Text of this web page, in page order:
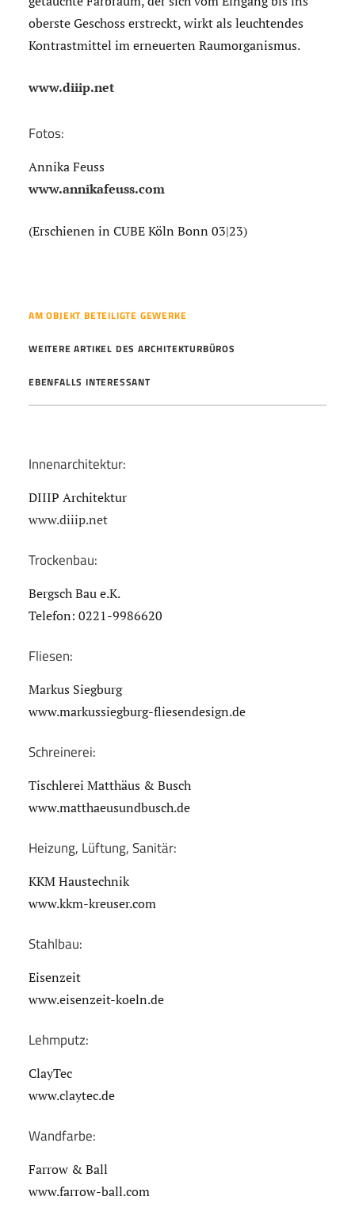
oberste Geschoss erstreckt, wirkt als leuchtendes
Kontrastmittel im erneuerten Raumorganismus.
www.diiip.net
Fotos:
Annika Feuss
www.annikafeuss.com
(Erschienen in CUBE Köln Bonn 03|23)
AM OBJEKT BETEILIGTE GEWERKE
WEITERE ARTIKEL DES ARCHITEKTURBÜROS
EBENFALLS INTERESSANT
Innenarchitektur:
DIIIP Architektur
www.diiip.net
Trockenbau:
Bergsch Bau e.K.
Telefon: 0221-9986620
Fliesen:
Markus Siegburg
www.markussiegburg-fliesendesign.de
Schreinerei:
Tischlerei Matthäus & Busch
www.matthaeusundbusch.de
Heizung, Lüftung, Sanitär:
KKM Haustechnik
www.kkm-kreuser.com
Stahlbau:
Eisenzeit
www.eisenzeit-koeln.de
Lehmputz:
ClayTec
www.claytec.de
Wandfarbe:
Farrow & Ball
www.farrow-ball.com